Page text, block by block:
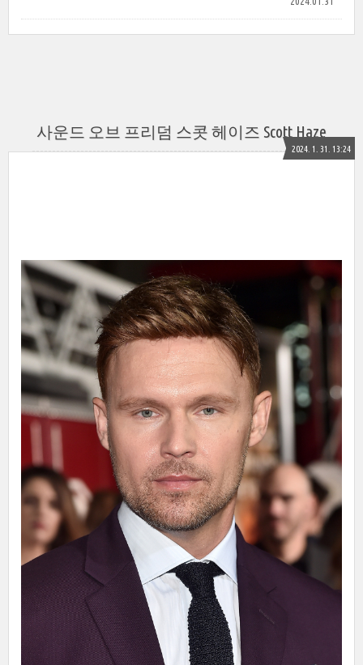
사운드 오브 프리덤 스콧 헤이즈 Scott Haze
2024. 1. 31. 13:24